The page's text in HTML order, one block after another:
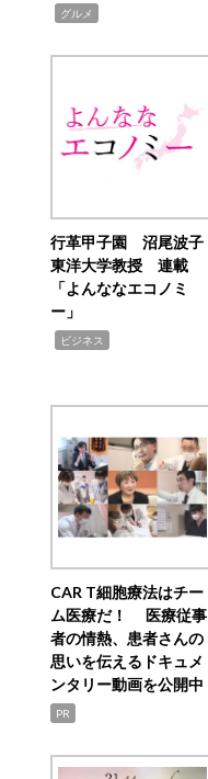
グルメ
行革甲子園 沼尾波子
東洋大学教授 連載
「よんななエコノミ
ー」
ビジネス
CAR T細胞療法はチー
ム医療だ！ 医療従事
者の情熱、患者さんの
思いを伝えるドキュメ
ンタリー動画を公開中
PR